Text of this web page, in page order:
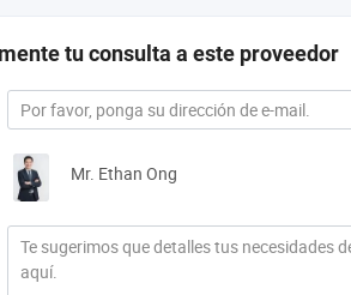
tu consulta a este proveedor
Mr. Ethan Ong